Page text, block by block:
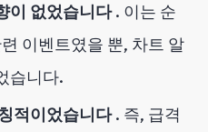
이 없었습니다. 이는 순
이벤트였을 뿐, 차트 알
습니다.
적이었습니다. 즉, 급격